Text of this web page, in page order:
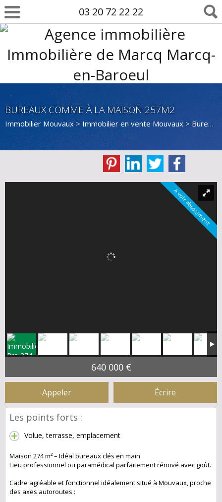
03 20 72 22 22
BUREAUX COMME À LA MAISON 257M2
Immobilier Mouvaux > Immobilier en vente Mouvaux > Bureau en vente Mouvaux
A voir absolument
640 000 €
Appeler Écrire
Les points forts :
Volue, terrasse, emplacement
Maison 274 m² – Idéal bureaux clés en main
Lieu professionnel ou paramédical parfaitement rénové avec goût.
Cadre agréable et fonctionnel idéalement situé à Mouvaux, proche
des axes autoroutes :